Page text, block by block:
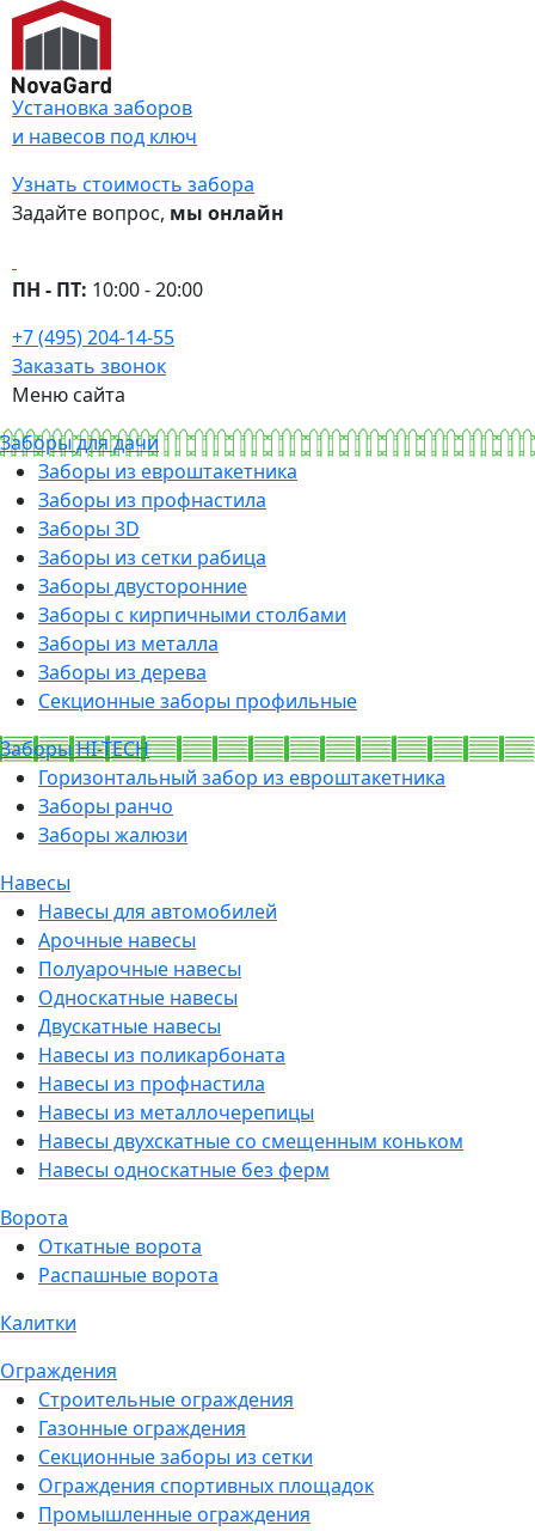
Установка заборов
и навесов под ключ
Узнать стоимость забора
Задайте вопрос, мы онлайн
ПН - ПТ: 10:00 - 20:00
+7 (495) 204-14-55
Заказать звонок
Меню сайта
Заборы для дачи
Заборы из евроштакетника
Заборы из профнастила
Заборы 3D
Заборы из сетки рабица
Заборы двусторонние
Заборы с кирпичными столбами
Заборы из металла
Заборы из дерева
Секционные заборы профильные
Заборы HI-TECH
Горизонтальный забор из евроштакетника
Заборы ранчо
Заборы жалюзи
Навесы
Навесы для автомобилей
Арочные навесы
Полуарочные навесы
Односкатные навесы
Двускатные навесы
Навесы из поликарбоната
Навесы из профнастила
Навесы из металлочерепицы
Навесы двухскатные со смещенным коньком
Навесы односкатные без ферм
Ворота
Откатные ворота
Распашные ворота
Калитки
Ограждения
Строительные ограждения
Газонные ограждения
Секционные заборы из сетки
Ограждения спортивных площадок
Промышленные ограждения